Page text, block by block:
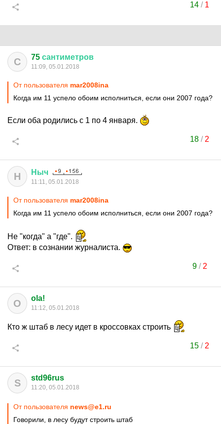
14 / 1
С 75 сантиметров
11:09, 05.01.2018
От пользователя mar2008ina
Когда им 11 успело обоим исполниться, если они 2007 года?
Если оба родились с 1 по 4 января.
18 / 2
Н Ныч
11:11, 05.01.2018
От пользователя mar2008ina
Когда им 11 успело обоим исполниться, если они 2007 года?
Не "когда" а "где".
Ответ: в сознании журналиста.
9/ 2
O ola!
11:12, 05.01.2018
Кто ж штаб в лесу идет в кроссовках строить
15 / 2
S std96rus
11:20, 05.01.2018
От пользователя news@e1.ru
Говорили, в лесу будут строить штаб